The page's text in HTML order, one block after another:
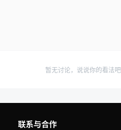
暂无讨论，说说你的看法吧
联系与合作